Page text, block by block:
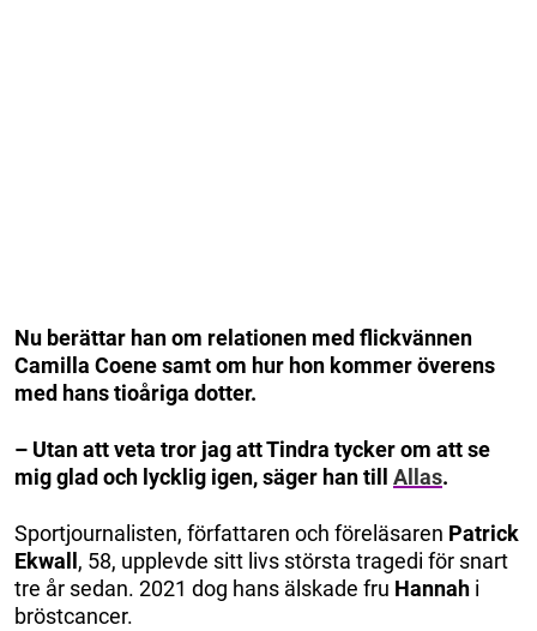
Nu berättar han om relationen med flickvännen
Camilla Coene samt om hur hon kommer överens
med hans tioåriga dotter.
– Utan att veta tror jag att Tindra tycker om att se
mig glad och lycklig igen, säger han till Allas.
Sportjournalisten, författaren och föreläsaren Patrick
Ekwall , 58, upplevde sitt livs största tragedi för snart
tre år sedan. 2021 dog hans älskade fru Hannah i
bröstcancer.